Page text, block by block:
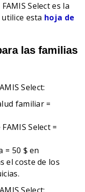
Select es la
esta hoja de
las familias
Select:
familiar =
Select =
= 50 $ en
el coste de los